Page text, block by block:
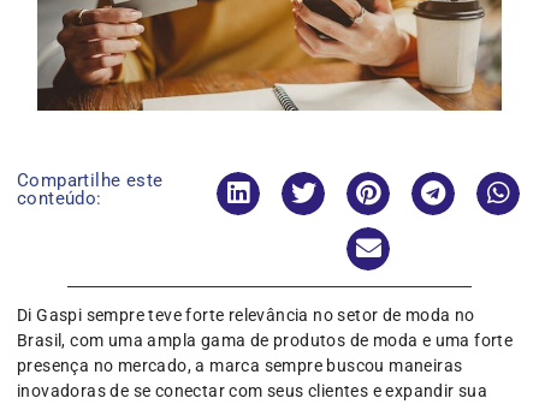
Compartilhe este
conteúdo:
Di Gaspi sempre teve forte relevância no setor de moda no
Brasil, com uma ampla gama de produtos de moda e uma forte
presença no mercado, a marca sempre buscou maneiras
inovadoras de se conectar com seus clientes e expandir sua